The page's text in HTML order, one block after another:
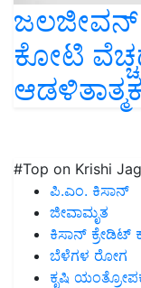
ಕೋಟಿ
ಪಿ.ಎಂ. ಕಿಸಾನ್
ಜೀವಾಮೃತ
ಕಿಸಾನ್ ಕ್ರೇಡಿಟ್
ಬೆಳೆಗಳ ರೋಗ
ಕೃಷಿ
ಆಡು ಸಾಕಾಣಿಕೆ